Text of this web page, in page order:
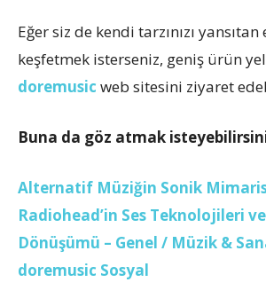
Eğer siz de kendi tarzınızı
keşfetmek isterseniz, geniş ürün
doremusic web sitesini ziyaret
Buna da göz atmak
Alternatif Müziğin Sonik
Radiohead’in Ses Teknolojileri
Dönüşümü – Genel / Müzik &
doremusic Sosyal